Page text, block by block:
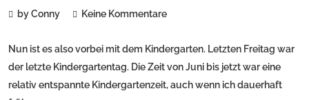
by Conny Keine Kommentare
Nun ist es also vorbei mit dem Kindergarten. Letzten Freitag war
der letzte Kindergartentag. Die Zeit von Juni bis jetzt war eine
relativ entspannte Kindergartenzeit, auch wenn ich dauerhaft